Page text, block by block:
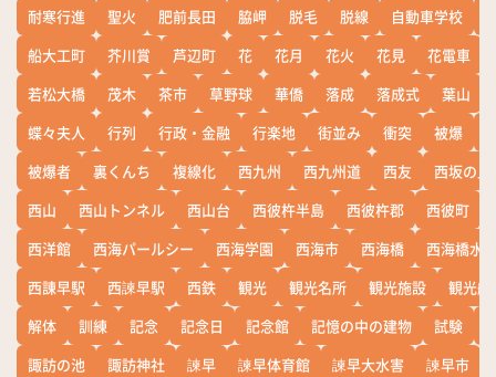
耐寒行進
聖火 肥前長田 脇岬 脱毛 脱線 自動車学校
船大工町
芥川賞 芦辺町 花 花月 花火 花見 花電車
若松大橋
茂木 茶市 草野球 華僑 落成 落成式 葉山
蝶々夫人
行列 行政・金融 行楽地 街並み 衝突 被爆
被爆者
裏くんち 複線化 西九州 西九州道 西友
西坂の丘
西山
西山トンネル 西山台 西彼杵半島 西彼杵郡 西彼町
西洋館
西海パールシー 西海学園 西海市 西海橋
西海橋水
西諌早駅
西諫早駅 西鉄 観光 観光名所 観光施設
観光船
解体
訓練 記念 記念日 記念館 記憶の中の建物 試験
諏訪の池
諏訪神社 諫早 諫早体育館 諫早大水害 諫早市